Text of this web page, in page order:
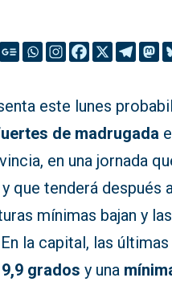
este lunes
de madrugada
en una jornada
y que tenderá después
mínimas bajan y
la capital, las
grados y una